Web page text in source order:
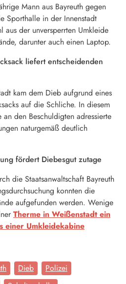
Mann aus Bayreuth gegen
Sporthalle in der Innenstadt
aus der unversperrten Umkleide
darunter auch einen Laptop.
liefert entscheidenden
kam dem Dieb aufgrund eines
auf die Schliche. In diesem
den Beschuldigten adressierte
naturgemäß deutlich
fördert Diebesgut zutage
die Staatsanwaltschaft Bayreuth
konnten die
aufgefunden werden. Wenige
Therme in Weißenstadt ein
einer Umkleidekabine
Dieb
Polizei